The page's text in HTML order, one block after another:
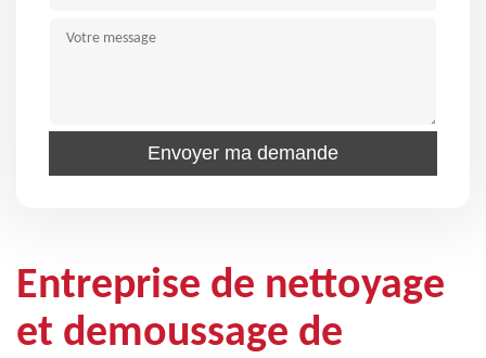
Entreprise de nettoyage
et demoussage de